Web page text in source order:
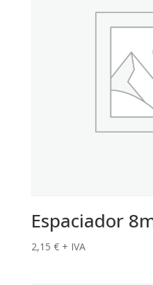
Espaciador
2,15 € + IVA